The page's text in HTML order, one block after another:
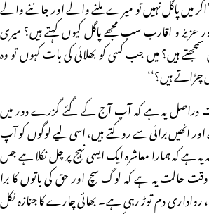
میں پاگل نہیں تو میرے ملنے والے اور جاننے والے
و اقارب سب مجھے پاگل کیوں کہتے ہیں؟ میری
ہیں؟ میں جب کسی کو بھلائی کی بات کہوں تو وہ
چڑاتے ہیں؟‘‘
دراصل یہ ہے کہ آپ آج کے گئے گزرے دور میں
انھیں برائی سے روکتے ہیں، اسی لیے لوگوں کو آپ
یہ ہے کہ ہمارا معاشرہ ایک ایسی نہج پر چل نکلا ہے جس
حالت یہ ہے کہ لوگ سچ اور حق کی باتوں کا برا
دم توڑ رہی ہے۔ بھائی چارے کا جنازہ نکل